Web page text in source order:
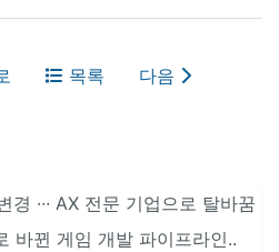
목록 다음
경 ∙∙∙ AX 전문 기업으로 탈바꿈
바뀐 게임 개발 파이프라인..